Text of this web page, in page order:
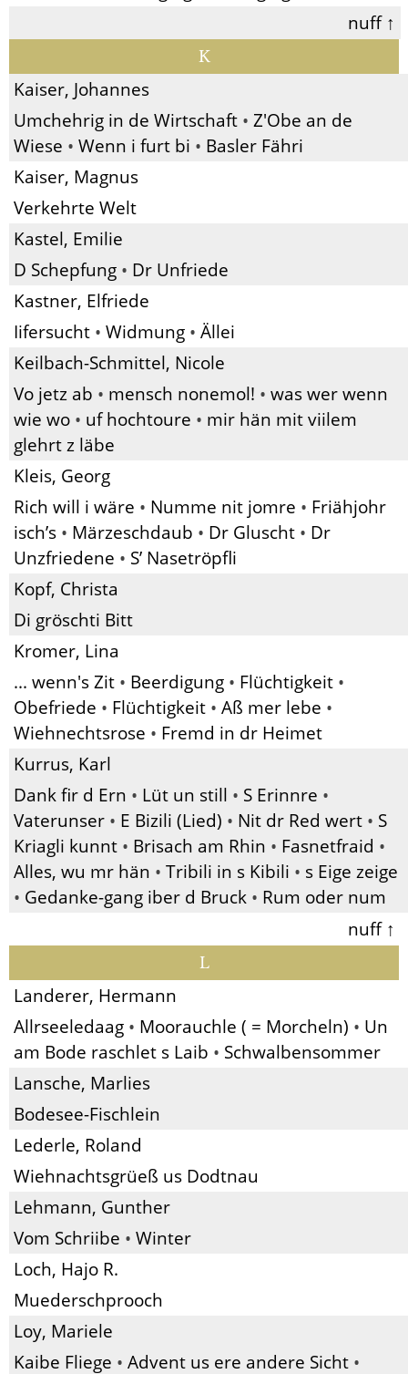
nuff ↑
K
Kaiser, Johannes
Umchehrig in de Wirtschaft • Z'Obe an de
Wiese • Wenn i furt bi • Basler Fähri
Kaiser, Magnus
Verkehrte Welt
Kastel, Emilie
D Schepfung • Dr Unfriede
Kastner, Elfriede
Iifersucht • Widmung • Ällei
Keilbach-Schmittel, Nicole
Vo jetz ab • mensch nonemol! • was wer wenn
wie wo • uf hochtoure • mir hän mit viilem
glehrt z läbe
Kleis, Georg
Rich will i wäre • Numme nit jomre • Friähjohr
isch’s • Märzeschdaub • Dr Gluscht • Dr
Unzfriedene • S’ Nasetröpfli
Kopf, Christa
Di gröschti Bitt
Kromer, Lina
... wenn's Zit • Beerdigung • Flüchtigkeit •
Obefriede • Flüchtigkeit • Aß mer lebe •
Wiehnechtsrose • Fremd in dr Heimet
Kurrus, Karl
Dank fir d Ern • Lüt un still • S Erinnre •
Vaterunser • E Bizili (Lied) • Nit dr Red wert • S
Kriagli kunnt • Brisach am Rhin • Fasnetfraid •
Alles, wu mr hän • Tribili in s Kibili • s Eige zeige
• Gedanke-gang iber d Bruck • Rum oder num
nuff ↑
L
Landerer, Hermann
Allrseeledaag • Moorauchle ( = Morcheln) • Un
am Bode raschlet s Laib • Schwalbensommer
Lansche, Marlies
Bodesee-Fischlein
Lederle, Roland
Wiehnachtsgrüeß us Dodtnau
Lehmann, Gunther
Vom Schriibe • Winter
Loch, Hajo R.
Muederschprooch
Loy, Mariele
Kaibe Fliege • Advent us ere andere Sicht •